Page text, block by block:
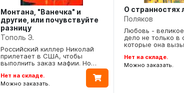
Монтана, "Ванечка" и
другие, или почувствуйте
разницу
Тополь Э.
Российский киллер Николай
прилетает в США, чтобы
выполнить заказ мафии. Но…
Нет на складе.
Можно заказать.
О странностях
Поляков
Любовь - великое
дело не только в
которые она
Нет на складе.
Можно заказать.